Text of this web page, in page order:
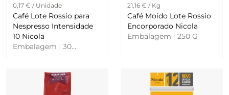
0,17 € / Unidade
Café Lote Rossio para
Nespresso Intensidade
10 Nicola
Embalagem
30
21,16 € / Kg
Café Moído Lote Rossio
Encorporado Nicola
Embalagem
250 G